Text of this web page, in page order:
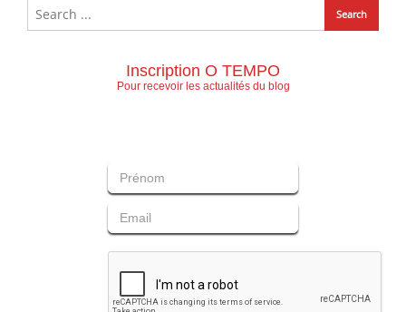
Inscription O TEMPO
Pour recevoir les actualités du blog